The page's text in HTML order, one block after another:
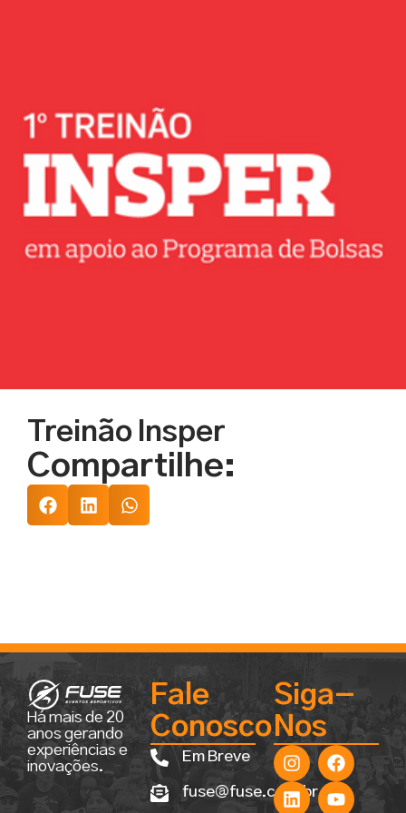
Treinão Insper
Compartilhe:
Há mais de 20
anos gerando
experiências e
inovações.
Fale
Conosco
Em Breve
fuse@fuse.com.br
Siga-
Nos